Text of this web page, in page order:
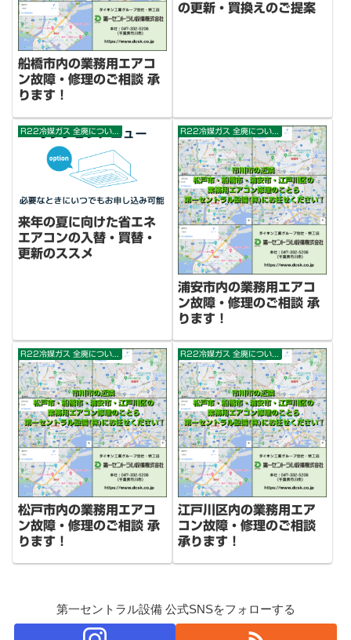
船橋市内の業務用エアコ
ン故障・修理のご相談 承
ります！
の更新・買換えのご提案
来年の夏に向けた省エネ
エアコンの入替・買替・
更新のススメ
R22冷媒ガス 全廃について
浦安市内の業務用エアコ
ン故障・修理のご相談 承
ります！
松戸市内の業務用エアコ
ン故障・修理のご相談 承
ります！
R22冷媒ガス 全廃について
江戸川区内の業務用エア
コン故障・修理のご相談
承ります！
第一セントラル設備 公式SNSをフォローする